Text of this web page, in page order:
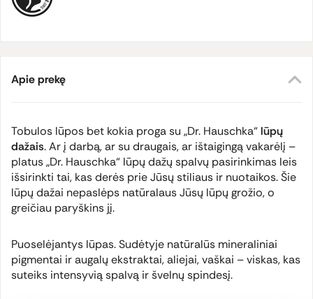
Apie prekę
Tobulos lūpos bet kokia proga su „Dr. Hauschka“lūpų
dažais. Ar į darbą, ar su draugais, ar ištaigingą vakarėlį –
platus „Dr. Hauschka“ lūpų dažų spalvų pasirinkimas leis
išsirinkti tai, kas derės prie Jūsų stiliaus ir nuotaikos. Šie
lūpų dažai nepaslėps natūralaus Jūsų lūpų grožio, o
greičiau paryškins jį.
Puoselėjantys lūpas. Sudėtyje natūralūs mineraliniai
pigmentai ir augalų ekstraktai, aliejai, vaškai – viskas, kas
suteiks intensyvią spalvą ir švelnų spindesį.